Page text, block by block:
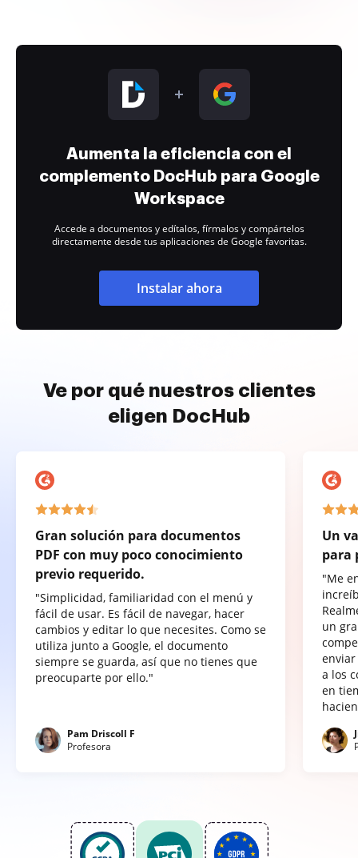
Aumenta la eficiencia con el
complemento DocHub para Google
Workspace
Accede a documentos y edítalos, fírmalos y compártelos
directamente desde tus aplicaciones de Google favoritas.
Instalar ahora
Ve por qué nuestros clientes
eligen DocHub
Gran solución para documentos
PDF con muy poco conocimiento
previo requerido.
"Simplicidad, familiaridad con el menú y
fácil de usar. Es fácil de navegar, hacer
cambios y editar lo que necesites. Como se
utiliza junto a Google, el documento
siempre se guarda, así que no tienes que
preocuparte por ello."
Pam Driscoll F
Profesora
Un
para
"Me
un
a los
en